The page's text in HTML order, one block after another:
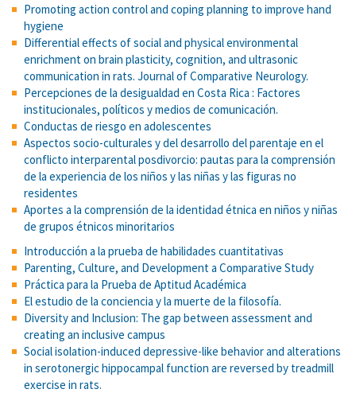
Promoting action control and coping planning to improve hand
hygiene
Differential effects of social and physical environmental
enrichment on brain plasticity, cognition, and ultrasonic
communication in rats. Journal of Comparative Neurology.
Percepciones de la desigualdad en Costa Rica : Factores
institucionales, políticos y medios de comunicación.
Conductas de riesgo en adolescentes
Aspectos socio-culturales y del desarrollo del parentaje en el
conflicto interparental posdivorcio: pautas para la comprensión
de la experiencia de los niños y las niñas y las figuras no
residentes
Aportes a la comprensión de la identidad étnica en niños y niñas
de grupos étnicos minoritarios
Introducción a la prueba de habilidades cuantitativas
Parenting, Culture, and Development a Comparative Study
Práctica para la Prueba de Aptitud Académica
El estudio de la conciencia y la muerte de la filosofía.
Diversity and Inclusion: The gap between assessment and
creating an inclusive campus
Social isolation-induced depressive-like behavior and alterations
in serotonergic hippocampal function are reversed by treadmill
exercise in rats.